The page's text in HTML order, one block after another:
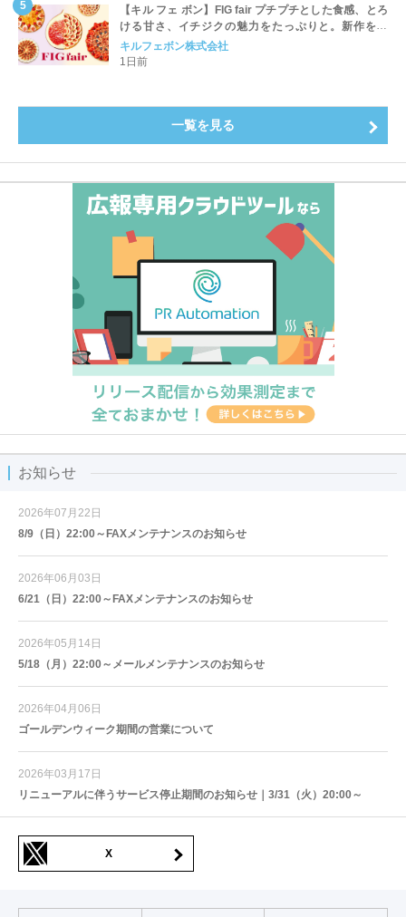
【キル フェ ボン】FIG fair プチプチとした食感、とろ
ける甘さ、イチジクの魅力をたっぷりと。新作を含
め、イチジク尽くしの全4種が登場8月20日（木）スタ
ート
キルフェボン株式会社
1日前
一覧を見る
お知らせ
2026年07月22日
8/9（日）22:00～FAXメンテナンスのお知らせ
2026年06月03日
6/21（日）22:00～FAXメンテナンスのお知らせ
2026年05月14日
5/18（月）22:00～メールメンテナンスのお知らせ
2026年04月06日
ゴールデンウィーク期間の営業について
2026年03月17日
リニューアルに伴うサービス停止期間のお知らせ｜3/31（火）20:00～
X